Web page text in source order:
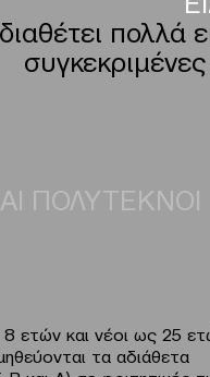
πολλά
ΠΟΛΥΤΕΚΝΟΙ
ετών και νέοι ως 25
τα αδιάθετα